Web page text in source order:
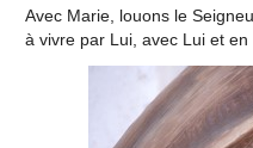
Avec Marie, louons le
à vivre par Lui, avec Lui et en